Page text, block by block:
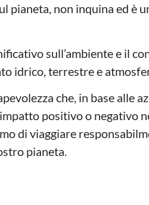
pianeta, non inquina ed è
sull’ambiente e il
idrico, terrestre e
che, in base alle
positivo o negativo
di viaggiare
pianeta.